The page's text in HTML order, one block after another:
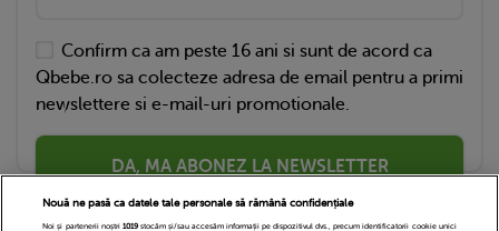
Confirm ca am peste 16 ani si sunt de acord ca
Qbebe.ro sa colecteze adresa de email pentru a primi
newslettere si e-mail-uri promotionale.
DA, MA ABONEZ LA NEWSLETTER
Nouă ne pasă ca datele tale personale să rămână confidențiale
Noi și partenerii noștri 1019stocăm și/sau accesăm informații pe dispozitivul dvs., precum identificatorii cookie unici